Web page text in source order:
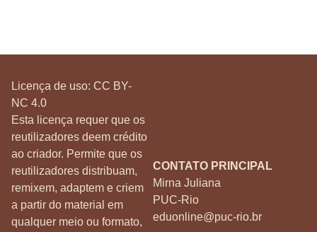
Licença de uso: CC BY-
NC 4.0
Esta licença requer que os
reutilizadores deem crédito
ao criador. Permite que os
reutilizadores distribuam,
remixem, adaptem e criem
a partir do material em
qualquer meio ou formato,
CONTATO PRINCIPAL
Mirna Juliana
PUC-Rio
eduonline@puc-rio.br